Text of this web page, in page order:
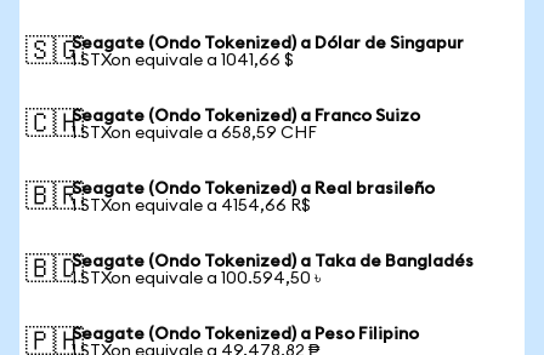
🇸🇬Seagate (Ondo Tokenized) a Dólar de Singapur
1 STXon equivale a 1041,66 $
🇨🇭Seagate (Ondo Tokenized) a Franco Suizo
1 STXon equivale a 658,59 CHF
🇧🇷Seagate (Ondo Tokenized) a Real brasileño
1 STXon equivale a 4154,66 R$
🇧🇩Seagate (Ondo Tokenized) a Taka de Bangladés
1 STXon equivale a 100.594,50 ৳
🇵🇭Seagate (Ondo Tokenized) a Peso Filipino
1 STXon equivale a 49.478,82 ₱